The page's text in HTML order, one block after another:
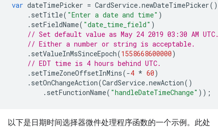
var dateTimePicker = CardService.newDateTimePicker()
. setTitle( "Enter a date and time" )
. setFieldName( "date_time_field" )
// Set default value as May 24 2019 03:30 AM
// Either a number or string is acceptable.
. setValueInMsSinceEpoch(1558668600000)
// EDT time is 4 hours behind UTC.
. setTimeZoneOffsetInMins(-4 * 60)
. setOnChangeAction(CardService.newAction()
. setFunctionName( "handleDateTimeChange" ));
以下是日期时间选择器微件处理程序函数的一个示例。此处